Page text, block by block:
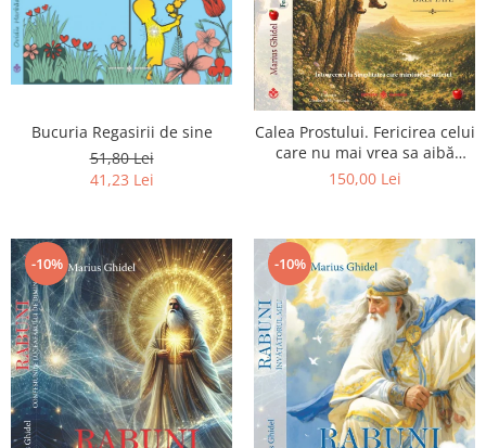
Bucuria Regasirii de sine
51,80 Lei
41,23 Lei
Calea Prostului. Fericirea celui
care nu mai vrea sa aibă
dreptate - Intoarcerea la
150,00 Lei
-10% -10%